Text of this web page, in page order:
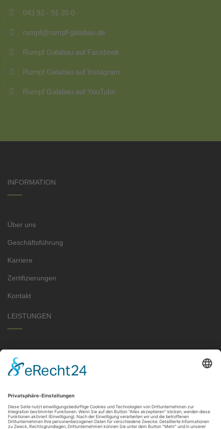
043 92 - 91 20 0
rumpf@rumpf-galabau.de
Rumpf Galabau auf Facebook
Rumpf Galabau auf Instagram
Rumpf Galabau auf YouTube
INFORMATION
Über uns
Geschäftsführung
Karriere
Zertifizierungen
Kontakt
LEISTUNGEN
Garten- & Landschaftsbau
Sportplatzbau
Tiefbau
Dachbegrünung